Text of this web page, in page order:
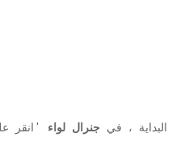
البداية ، في جنرال لواء 'انقر